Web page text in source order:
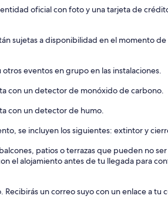
oficial con foto y una tarjeta de
sujetas a disponibilidad en el momento
eventos en grupo en las instalaciones.
con un detector de monóxido de carbono.
con un detector de humo.
se incluyen los siguientes: extintor y
patios o terrazas que pueden no
el alojamiento antes de tu llegada para
un correo suyo con un enlace a tu